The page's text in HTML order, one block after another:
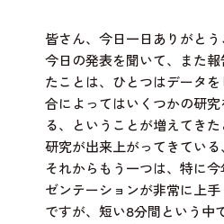
皆さん、今日一日ありがとう
今日の発表を聞いて、また
たことは、ひとつはデータ
合によってはいくつかの研
る、ということが増えてき
研究が出来上がってきている
それからもう一つは、特に
ゼンテーションが非常に上
ですが、短い8分間という中